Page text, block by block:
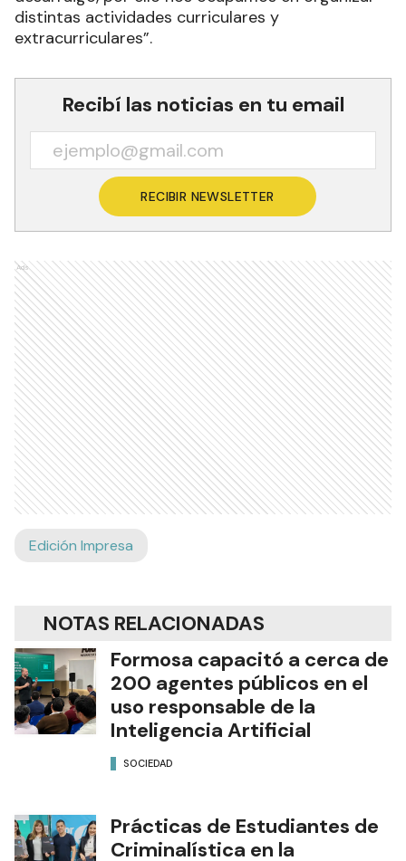
Estudiantes, respectivamente, señalaron que “el
estudiante nos necesita todo el año y nosotros
entendemos que a esto hay que sumarle el
extracurriculares”.
Recibí las noticias en tu email
RECIBIR NEWSLETTER
Ads
Edición Impresa
NOTAS RELACIONADAS
Formosa capacitó a cerca de
200 agentes públicos en el
uso responsable de la
SOCIEDAD